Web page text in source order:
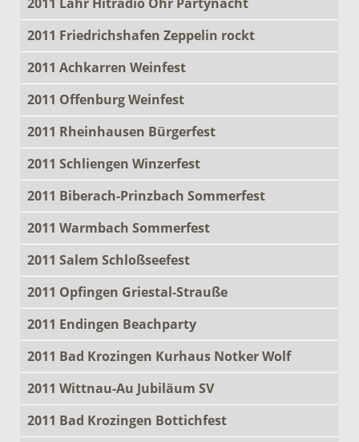
2011 Friedrichshafen Zeppelin rockt
2011 Achkarren Weinfest
2011 Offenburg Weinfest
2011 Rheinhausen Bürgerfest
2011 Schliengen Winzerfest
2011 Biberach-Prinzbach Sommerfest
2011 Warmbach Sommerfest
2011 Salem Schloßseefest
2011 Opfingen Griestal-Strauße
2011 Endingen Beachparty
2011 Bad Krozingen Kurhaus Notker Wolf
2011 Wittnau-Au Jubiläum SV
2011 Bad Krozingen Bottichfest